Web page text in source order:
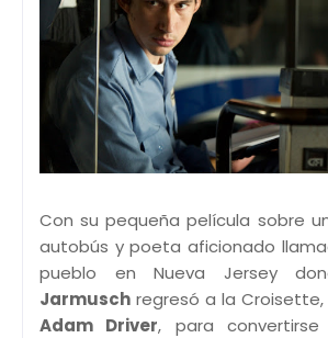
Con su pequeña película sobre
autobús y poeta aficionado
pueblo en Nueva Jersey
Jarmusch regresó a la
Adam Driver, para